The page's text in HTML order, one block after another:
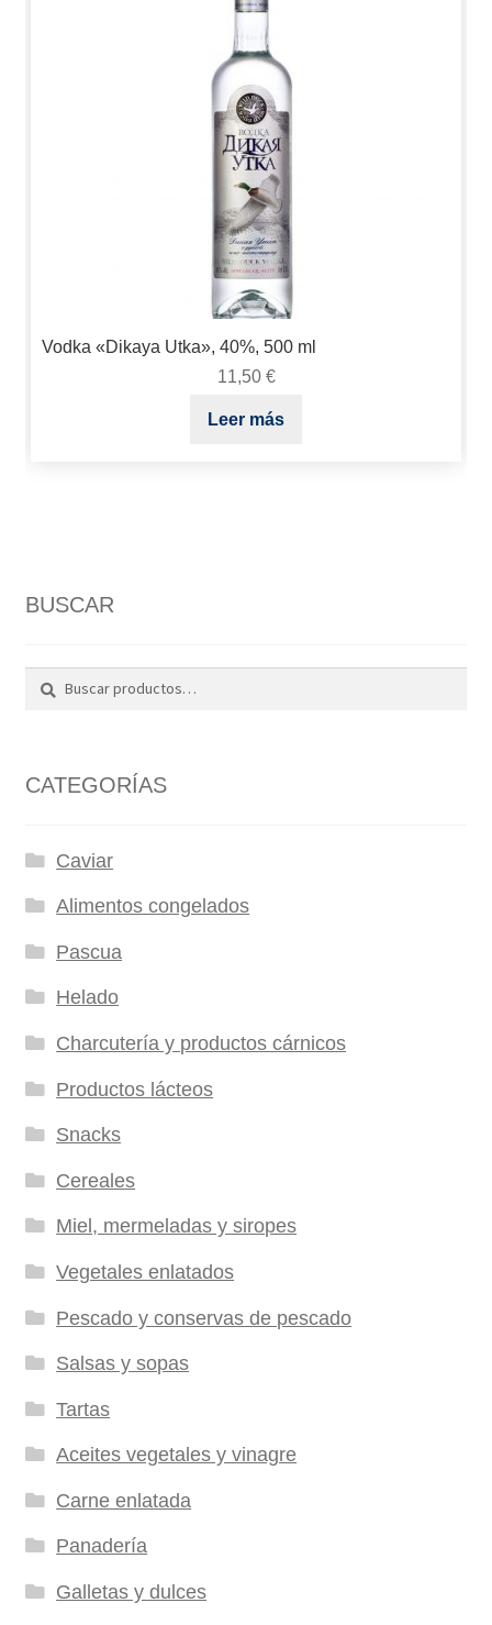
Vodka «Dikaya Utka», 40%, 500 ml
11,50 €
Leer más
BUSCAR
Buscar
CATEGORÍAS
Caviar
Alimentos congelados
Pascua
Helado
Charcutería y productos cárnicos
Productos lácteos
Snacks
Cereales
Miel, mermeladas y siropes
Vegetales enlatados
Pescado y conservas de pescado
Salsas y sopas
Tartas
Aceites vegetales y vinagre
Carne enlatada
Panadería
Galletas y dulces